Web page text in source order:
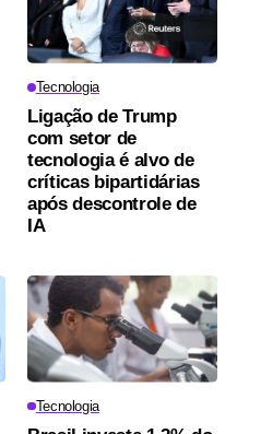
Tecnologia
Ligação de Trump
com setor de
tecnologia é alvo de
críticas bipartidárias
após descontrole de
IA
Tecnologia